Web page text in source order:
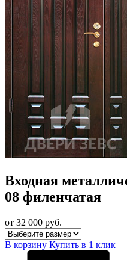
Входная
08 филенчатая
от 32 000 руб.
В корзину Купить в 1 клик